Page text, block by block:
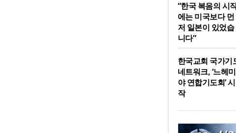
“한국 복음의 시
에는 미국보다 먼
저 일본이 있었습
니다”
한국교회 국가기
네트워크, ‘느헤미
야 연합기도회’ 시
작